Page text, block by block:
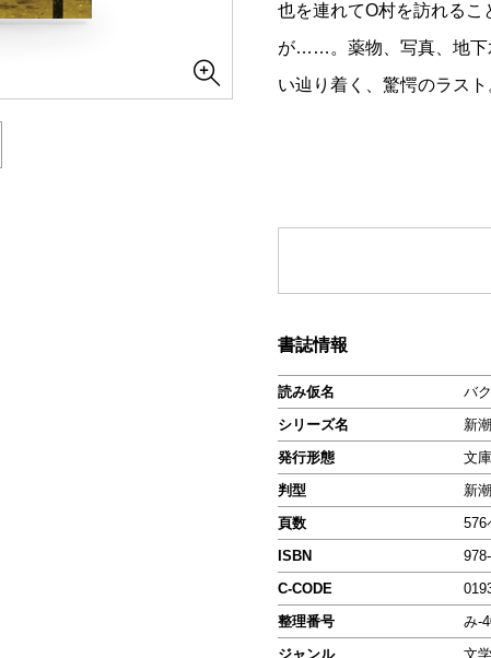
也を連れてO村を訪れる
が……。薬物、写真、地下
い辿り着く、驚愕のラス
書誌情報
読み仮名
バ
シリーズ名
新
発行形態
文
判型
新
頁数
576
ISBN
C-CODE
整理番号
み-
ジャンル
文